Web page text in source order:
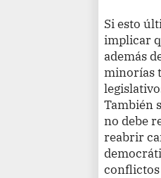
Si esto
implicar
además
minorías
También
no debe
reabrir